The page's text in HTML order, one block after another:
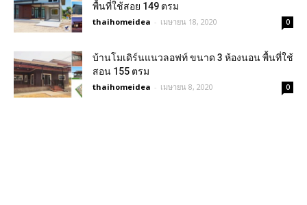
พื้นที่ใช้สอย 149 ตรม
thaihomeidea - เมษายน 18, 2020 0
บ้านโมเดิร์นแนวลอฟท์ ขนาด 3 ห้องนอน พื้นที่ใช้
สอน 155 ตรม
thaihomeidea - เมษายน 8, 2020 0